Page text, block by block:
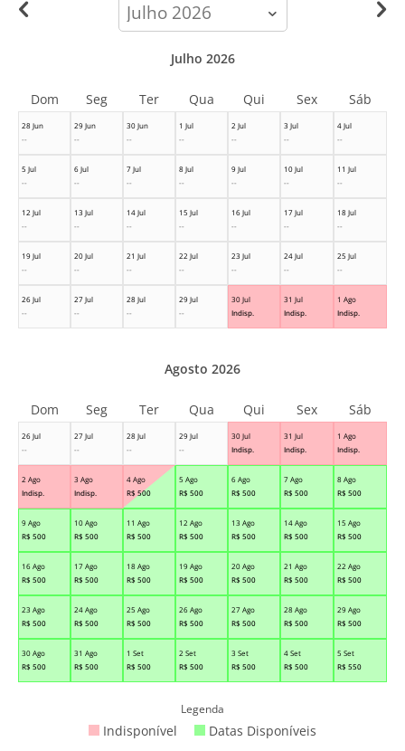
calendar-
month
28 Jun
--
29 Jun
--
30 Jun
--
1 Jul
--
2 Jul
--
3 Jul
--
4 Jul
--
5 Jul
--
6 Jul
--
7 Jul
--
8 Jul
--
9 Jul
--
10 Jul
--
11 Jul
--
12 Jul
--
13 Jul
--
14 Jul
--
15 Jul
--
16 Jul
--
17 Jul
--
18 Jul
--
19 Jul
--
20 Jul
--
21 Jul
--
22 Jul
--
23 Jul
--
24 Jul
--
25 Jul
--
26 Jul
--
27 Jul
--
28 Jul
--
29 Jul
--
30 Jul
Indisp.
31 Jul
Indisp.
1 Ago
Indisp.
Julho 2026
Dom Seg Ter Qua Qui Sex Sáb
26 Jul
--
27 Jul
--
28 Jul
--
29 Jul
--
30 Jul
Indisp.
31 Jul
Indisp.
1 Ago
Indisp.
2 Ago
Indisp.
3 Ago
Indisp.
4 Ago
R$ 500
5 Ago
R$ 500
6 Ago
R$ 500
7 Ago
R$ 500
8 Ago
R$ 500
9 Ago
R$ 500
10 Ago
R$ 500
11 Ago
R$ 500
12 Ago
R$ 500
13 Ago
R$ 500
14 Ago
R$ 500
15 Ago
R$ 500
16 Ago
R$ 500
17 Ago
R$ 500
18 Ago
R$ 500
19 Ago
R$ 500
20 Ago
R$ 500
21 Ago
R$ 500
22 Ago
R$ 500
23 Ago
R$ 500
24 Ago
R$ 500
25 Ago
R$ 500
26 Ago
R$ 500
27 Ago
R$ 500
28 Ago
R$ 500
29 Ago
R$ 500
30 Ago
R$ 500
31 Ago
R$ 500
1 Set
R$ 500
2 Set
R$ 500
3 Set
R$ 500
4 Set
R$ 500
5 Set
R$ 550
Agosto 2026
Dom Seg Ter Qua Qui Sex Sáb
Legenda
Indisponível Datas Disponíveis